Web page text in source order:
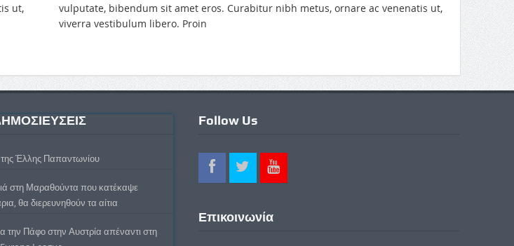
ut,
vulputate, bibendum sit amet eros. Curabitur nibh metus, ornare ac venenatis ut,
viverra vestibulum libero. Proin
Έλλης Παπαντωνίου
στη Μαραθούντα που κατέκαψε
θα διερευνηθούν τα αίτια
την Πάφο στην Αυστρία απέναντι στη
Follow Us
Επικοινωνία